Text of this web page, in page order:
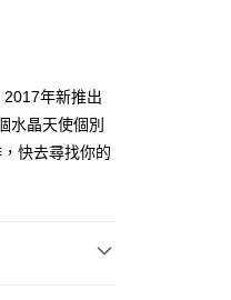
年新推出
水晶天使個別
快去尋找你的